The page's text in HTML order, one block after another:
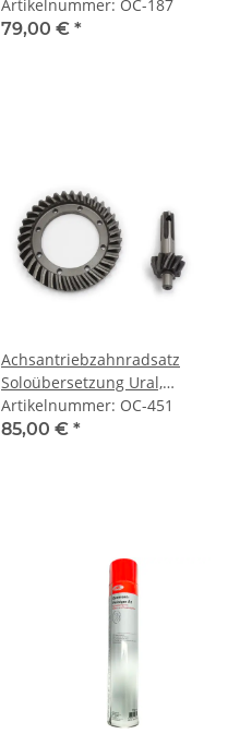
Ural, Dnepr, K750, M72.
Artikelnummer: OC-187
79,00 € *
Achsantriebzahnradsatz
Soloübersetzung Ural,
Dnepr, K750, M72. 9-35
Zähne.
Artikelnummer: OC-451
85,00 € *